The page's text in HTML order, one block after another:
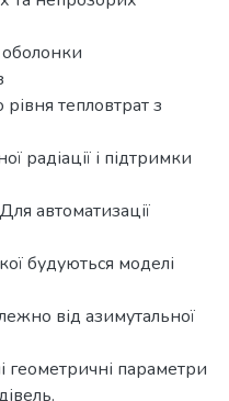
оболонки
тепловтрат з
радіації і підтримки
автоматизації
будуються моделі
від азимутальної
геометричні параметри